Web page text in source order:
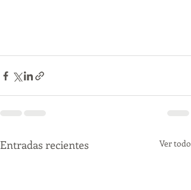
Entradas recientes Ver todo